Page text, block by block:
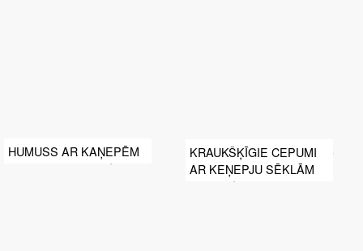
HUMUSS AR KAŅEPĒM
KRAUKŠĶĪGIE CEPUMI
AR KEŅEPJU SĒKLĀM